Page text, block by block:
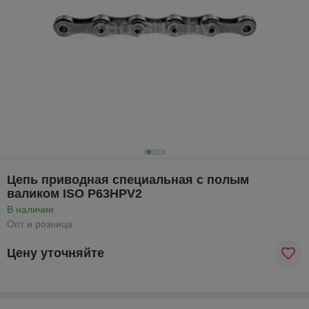
Цепь приводная специальная с полым
валиком ISO P63HPV2
В наличии
Опт и розница
Цену уточняйте